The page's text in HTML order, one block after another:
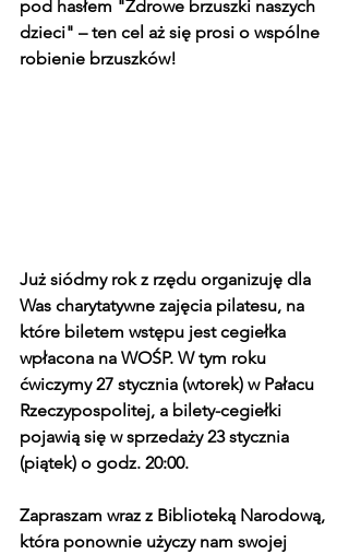
pod hasłem "Zdrowe brzuszki naszych
dzieci" – ten cel aż się prosi o wspólne
robienie brzuszków!
Już siódmy rok z rzędu organizuję dla
Was charytatywne zajęcia pilatesu, na
które biletem wstępu jest cegiełka
wpłacona na WOŚP. W tym roku
ćwiczymy 27 stycznia (wtorek) w Pałacu
Rzeczypospolitej, a bilety-cegiełki
pojawią się w sprzedaży 23 stycznia
(piątek) o godz. 20:00.
Zapraszam wraz z Biblioteką Narodową,
która ponownie użyczy nam swojej